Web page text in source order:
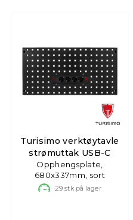
Turisimo verktøytavle
strømuttak USB-C
Opphengsplate,
680x337mm, sort
29 stk på lager